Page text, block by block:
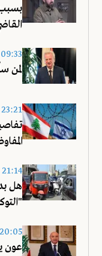
09:33
لمن
23:21
21:14
هل
20:05